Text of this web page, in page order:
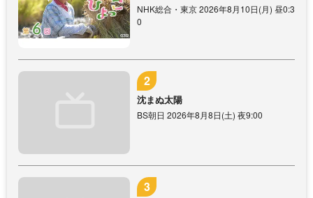
NHK総合・東京 2026年8月10日(月) 昼0:3
0
沈まぬ太陽
BS朝日 2026年8月8日(土) 夜9:00